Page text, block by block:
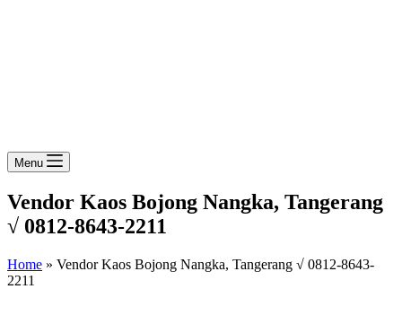
Menu
Vendor Kaos Bojong Nangka, Tangerang
√ 0812-8643-2211
Home » Vendor Kaos Bojong Nangka, Tangerang √ 0812-8643-
2211